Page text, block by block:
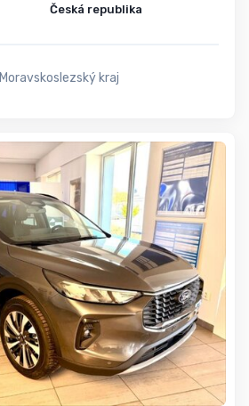
Česká republika
Moravskoslezský kraj